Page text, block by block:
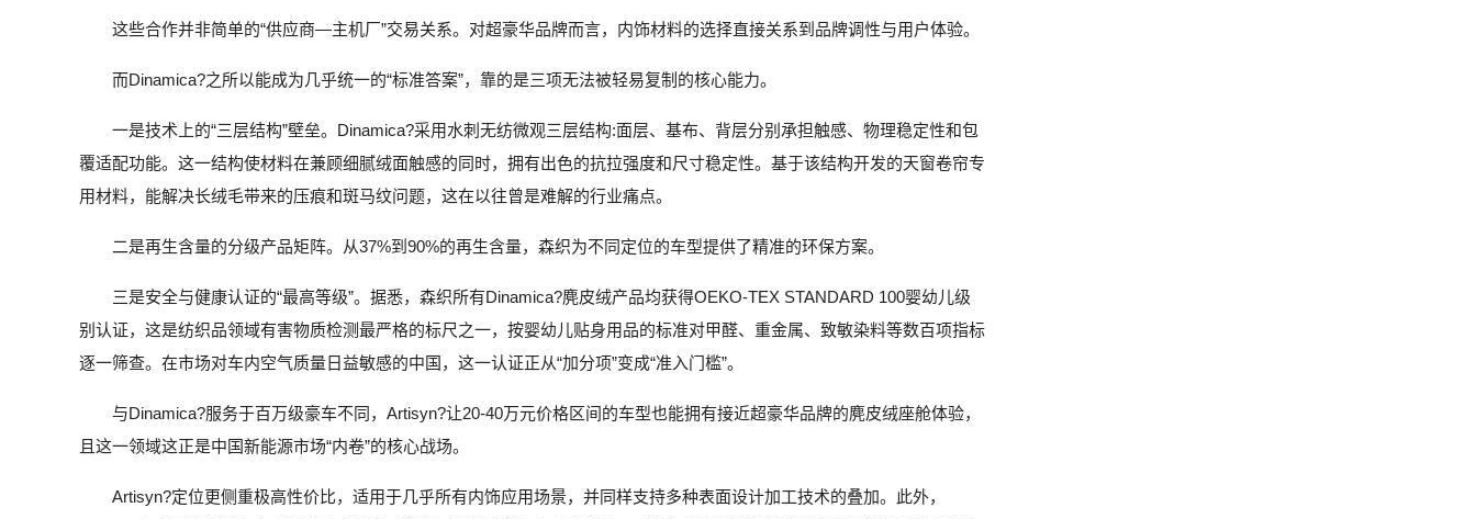
这些合作并非简单的“供应商—主机厂”交易关系。对超豪华品牌而言，内饰材料的选择直接关系到品牌调性与用户体验。
而Dinamica?之所以能成为几乎统一的“标准答案”，靠的是三项无法被轻易复制的核心能力。
一是技术上的“三层结构”壁垒。Dinamica?采用水刺无纺微观三层结构:面层、基布、背层分别承担触感、物理稳定性和包
覆适配功能。这一结构使材料在兼顾细腻绒面触感的同时，拥有出色的抗拉强度和尺寸稳定性。基于该结构开发的天窗卷帘专
用材料，能解决长绒毛带来的压痕和斑马纹问题，这在以往曾是难解的行业痛点。
二是再生含量的分级产品矩阵。从37%到90%的再生含量，森织为不同定位的车型提供了精准的环保方案。
三是安全与健康认证的“最高等级”。据悉，森织所有Dinamica?麂皮绒产品均获得OEKO-TEX STANDARD 100婴幼儿级
别认证，这是纺织品领域有害物质检测最严格的标尺之一，按婴幼儿贴身用品的标准对甲醛、重金属、致敏染料等数百项指标
逐一筛查。在市场对车内空气质量日益敏感的中国，这一认证正从“加分项”变成“准入门槛”。
与Dinamica?服务于百万级豪车不同，Artisyn?让20-40万元价格区间的车型也能拥有接近超豪华品牌的麂皮绒座舱体验，
且这一领域这正是中国新能源市场“内卷”的核心战场。
Artisyn?定位更侧重极高性价比，适用于几乎所有内饰应用场景，并同样支持多种表面设计加工技术的叠加。此外，